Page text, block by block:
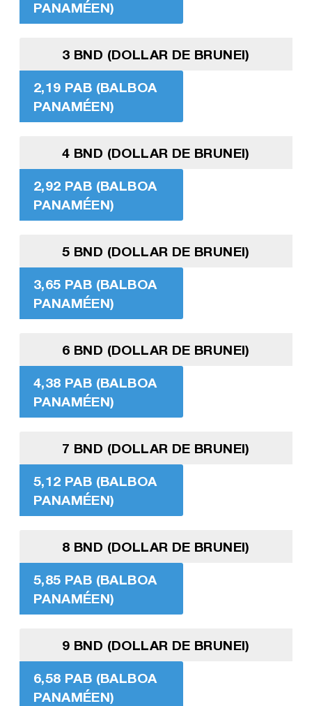
PANAMÉEN)
3 BND (DOLLAR DE BRUNEI)
2,19 PAB (BALBOA
PANAMÉEN)
4 BND (DOLLAR DE BRUNEI)
2,92 PAB (BALBOA
PANAMÉEN)
5 BND (DOLLAR DE BRUNEI)
3,65 PAB (BALBOA
PANAMÉEN)
6 BND (DOLLAR DE BRUNEI)
4,38 PAB (BALBOA
PANAMÉEN)
7 BND (DOLLAR DE BRUNEI)
5,12 PAB (BALBOA
PANAMÉEN)
8 BND (DOLLAR DE BRUNEI)
5,85 PAB (BALBOA
PANAMÉEN)
9 BND (DOLLAR DE BRUNEI)
6,58 PAB (BALBOA
PANAMÉEN)